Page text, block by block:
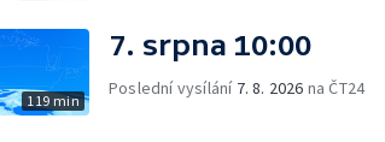
119 min
7. srpna 10:00
Poslední vysílání 7. 8. 2026 na ČT24